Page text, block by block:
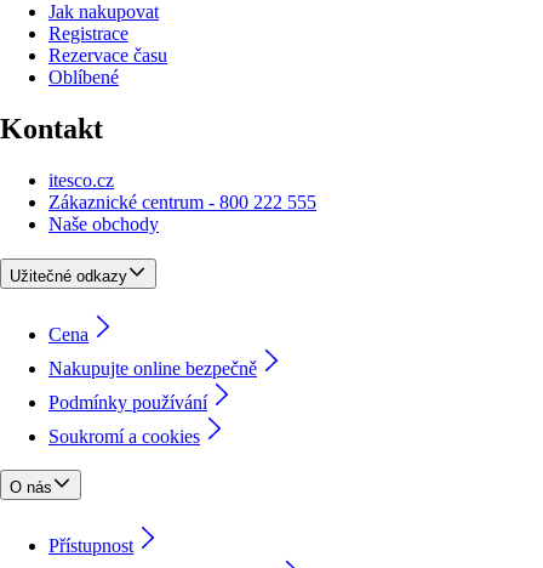
Jak nakupovat
Registrace
Rezervace času
Oblíbené
Kontakt
itesco.cz
Zákaznické centrum - 800 222 555
Naše obchody
Užitečné odkazy
Cena
Nakupujte online bezpečně
Podmínky používání
Soukromí a cookies
O nás
Přístupnost